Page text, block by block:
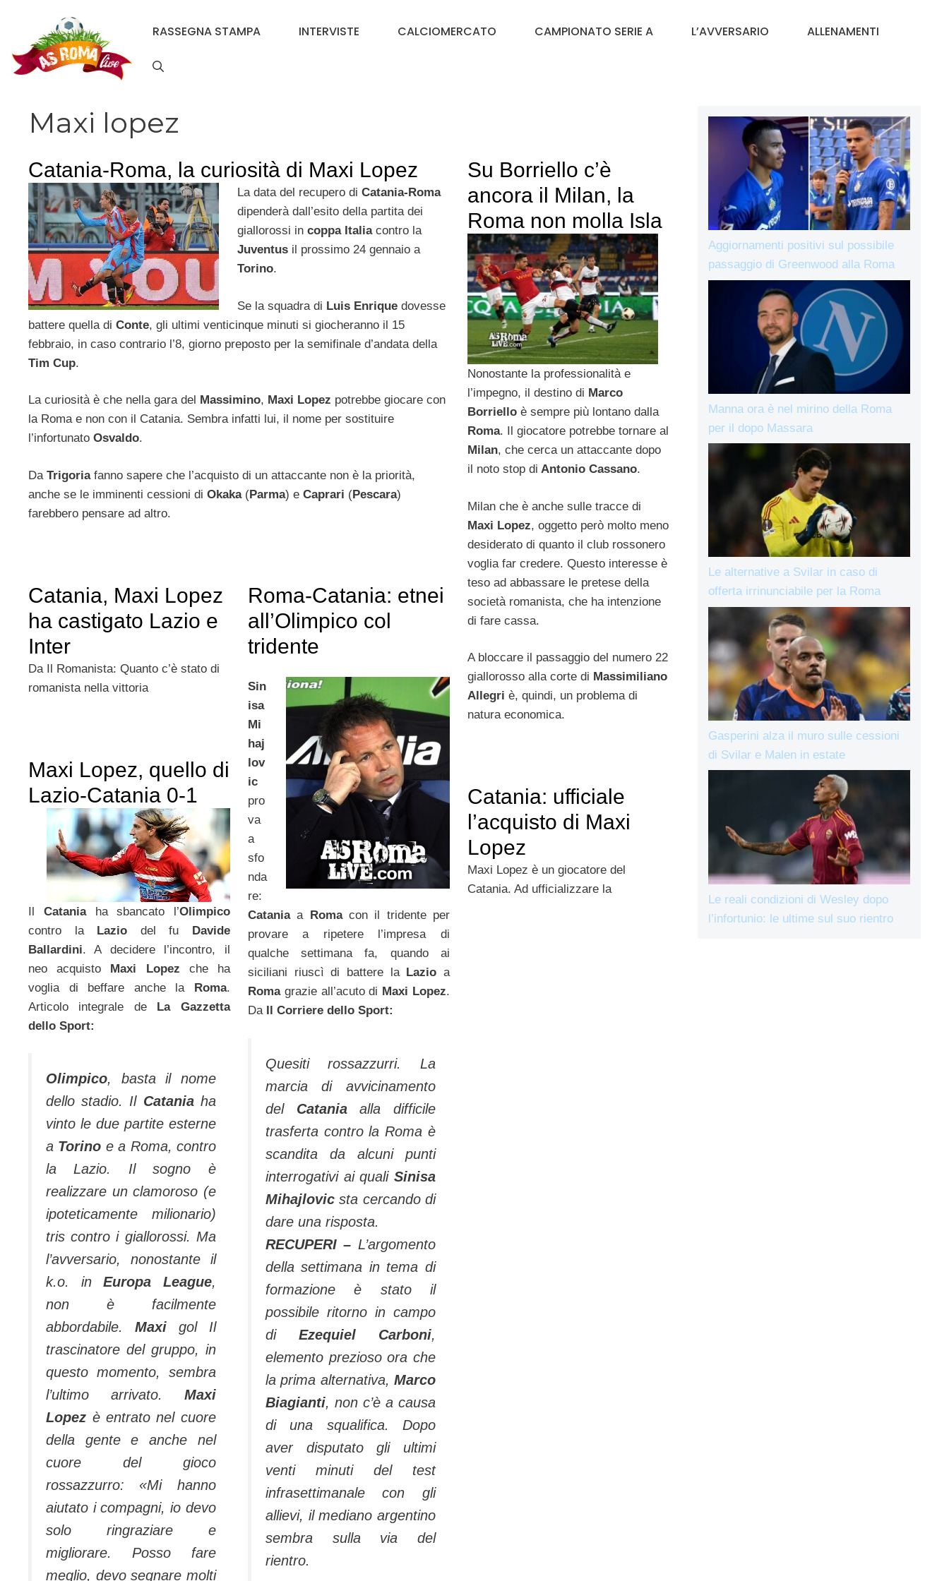
contenuto
RASSEGNA STAMPA INTERVISTE CALCIOMERCATO CAMPIONATO SERIE A L’AVVERSARIO ALLENAMENTI
Maxi lopez
Catania-Roma, la curiosità di Maxi Lopez
La data del recupero di Catania-Roma
dipenderà dall’esito della partita dei
giallorossi in coppa Italiacontro la
Juventusil prossimo 24 gennaio a
Torino.
Se la squadra di Luis Enriquedovesse
battere quella di Conte, gli ultimi venticinque minuti si giocheranno il 15
febbraio, in caso contrario l’8, giorno preposto per la semifinale d’andata della
Tim Cup.
La curiosità è che nella gara del Massimino, Maxi Lopez potrebbe giocare con
la Roma e non con il Catania. Sembra infatti lui, il nome per sostituire
l’infortunato Osvaldo.
Da Trigoriafanno sapere che l’acquisto di un attaccante non è la priorità,
anche se le imminenti cessioni di Okaka(Parma) e Caprari (Pescara)
farebbero pensare ad altro.
Su Borriello c’è
ancora il Milan, la
Roma non molla Isla
Nonostante la professionalità e
l’impegno, il destino di Marco
Borrielloè sempre più lontano dalla
Roma. Il giocatore potrebbe tornare al
Milan, che cerca un attaccante dopo
il noto stop di Antonio Cassano.
Milan che è anche sulle tracce di
Maxi Lopez, oggetto però molto meno
desiderato di quanto il club rossonero
voglia far credere. Questo interesse è
teso ad abbassare le pretese della
società romanista, che ha intenzione
di fare cassa.
A bloccare il passaggio del numero 22
giallorosso alla corte di Massimiliano
Allegri è, quindi, un problema di
natura economica.
Catania, Maxi Lopez
ha castigato Lazio e
Inter
Da Il Romanista: Quanto c’è stato di
romanista nella vittoria
Roma-Catania: etnei
all’Olimpico col
tridente
Sin
isa
Mi
haj
lov
ic
pro
va
a
sfo
nda
re:
Cataniaa Roma con il tridente per
provare a ripetere l’impresa di
qualche settimana fa, quando ai
siciliani riuscì di battere la Lazio a
Roma grazie all’acuto di Maxi Lopez.
Da Il Corriere dello Sport:
Quesiti rossazzurri. La
marcia di avvicinamento
del Cataniaalla difficile
trasferta contro la Roma è
scandita da alcuni punti
interrogativi ai quali Sinisa
Mihajlovicsta cercando di
dare una risposta.
RECUPERI – L’argomento
della settimana in tema di
formazione è stato il
possibile ritorno in campo
di Ezequiel Carboni,
elemento prezioso ora che
la prima alternativa, Marco
Biagianti, non c’è a causa
di una squalifica. Dopo
aver disputato gli ultimi
venti minuti del test
infrasettimanale con gli
allievi, il mediano argentino
sembra sulla via del
rientro.
Maxi Lopez, quello di
Lazio-Catania 0-1
Il Catania ha sbancato l’Olimpico
contro la Lazio del fu Davide
Ballardini. A decidere l’incontro, il
neo acquisto Maxi Lopez che ha
voglia di beffare anche la Roma.
Articolo integrale de La Gazzetta
dello Sport:
Olimpico, basta il nome
dello stadio. Il Catania ha
vinto le due partite esterne
a Torino e a Roma, contro
la Lazio. Il sogno è
realizzare un clamoroso (e
ipoteticamente milionario)
tris contro i giallorossi. Ma
l’avversario, nonostante il
k.o. inEuropa League,
non è facilmente
abbordabile. Maxi gol Il
trascinatore del gruppo, in
questo momento, sembra
l’ultimo arrivato. Maxi
Lopez è entrato nel cuore
della gente e anche nel
cuore del gioco
rossazzurro: «Mi hanno
aiutato i compagni, io devo
solo ringraziare e
migliorare. Posso fare
meglio, devo segnare molti
Catania: ufficiale
l’acquisto di Maxi
Lopez
Maxi Lopez è un giocatore del
Catania. Ad ufficializzare la
Aggiornamenti positivi sul possibile
passaggio di Greenwood alla Roma
Manna ora è nel mirino della Roma
per il dopo Massara
Le alternative a Svilar in caso di
offerta irrinunciabile per la Roma
Gasperini alza il muro sulle cessioni
di Svilar e Malen in estate
Le reali condizioni di Wesley dopo
l’infortunio: le ultime sul suo rientro